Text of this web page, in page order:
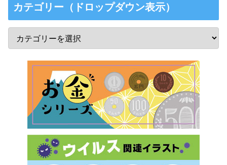
カテゴリー（ドロップダウン表示）